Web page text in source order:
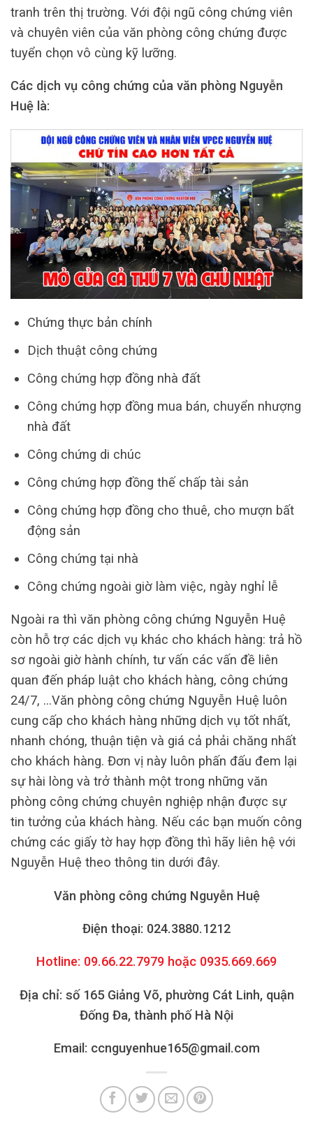
tranh trên thị trường. Với đội ngũ công chứng viên
và chuyên viên của văn phòng công chứng được
tuyển chọn vô cùng kỹ lưỡng.
Các dịch vụ công chứng của văn phòng Nguyễn
Huệ là:
Chứng thực bản chính
Dịch thuật công chứng
Công chứng hợp đồng nhà đất
Công chứng hợp đồng mua bán, chuyển nhượng
nhà đất
Công chứng di chúc
Công chứng hợp đồng thế chấp tài sản
Công chứng hợp đồng cho thuê, cho mượn bất
động sản
Công chứng tại nhà
Công chứng ngoài giờ làm việc, ngày nghỉ lễ
Ngoài ra thì văn phòng công chứng Nguyễn Huệ
còn hỗ trợ các dịch vụ khác cho khách hàng: trả hồ
sơ ngoài giờ hành chính, tư vấn các vấn đề liên
quan đến pháp luật cho khách hàng, công chứng
24/7, …Văn phòng công chứng Nguyễn Huệ luôn
cung cấp cho khách hàng những dịch vụ tốt nhất,
nhanh chóng, thuận tiện và giá cả phải chăng nhất
cho khách hàng. Đơn vị này luôn phấn đấu đem lại
sự hài lòng và trở thành một trong những văn
phòng công chứng chuyên nghiệp nhận được sự
tin tưởng của khách hàng. Nếu các bạn muốn công
chứng các giấy tờ hay hợp đồng thì hãy liên hệ với
Nguyễn Huệ theo thông tin dưới đây.
Văn phòng công chứng Nguyễn Huệ
Điện thoại: 024.3880.1212
Hotline: 09.66.22.7979 hoặc 0935.669.669
Địa chỉ: số 165 Giảng Võ, phường Cát Linh, quận
Đống Đa, thành phố Hà Nội
Email: ccnguyenhue165@gmail.com